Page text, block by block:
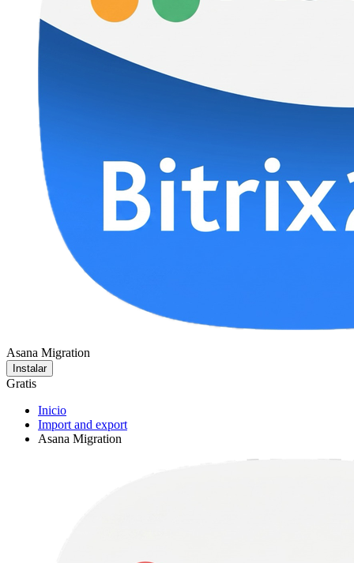
Asana Migration
Instalar
Gratis
Inicio
Import and export
Asana Migration